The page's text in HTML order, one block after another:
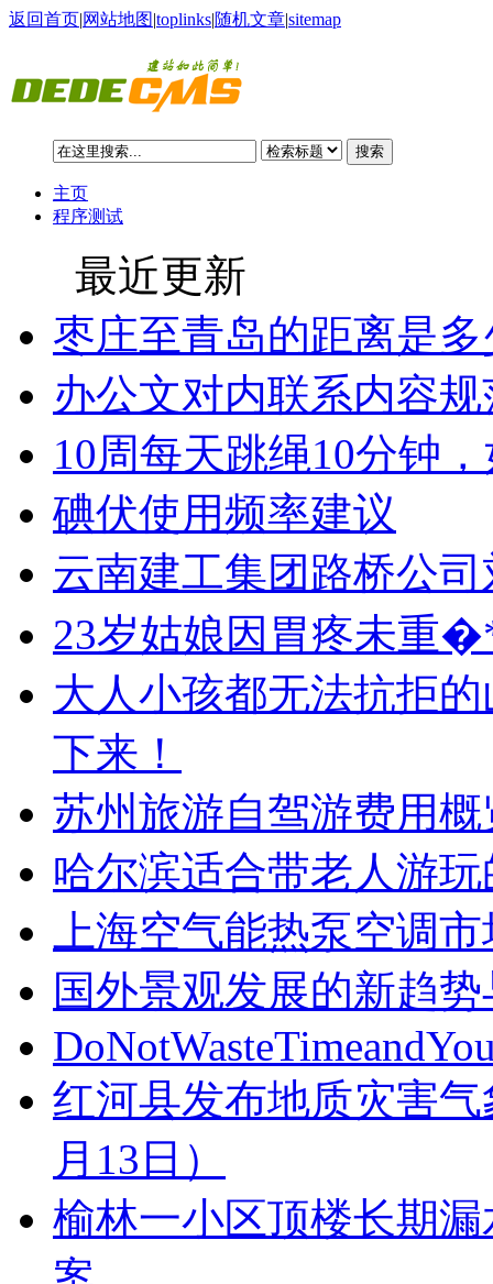
返回首页|网站地图|toplinks|随机文章|sitemap
搜索
主页
程序测试
最近更新
枣庄至青岛的距离是
办公文对内联系内容
10周每天跳绳10分钟
碘伏使用频率建议
云南建工集团路桥公
23岁姑娘因胃疼未重
大人小孩都无法抗拒
下来！
苏州旅游自驾游费用概
哈尔滨适合带老人游
上海空气能热泵空调
国外景观发展的新趋
红河县发布地质灾害
月13日）
榆林一小区顶楼长期